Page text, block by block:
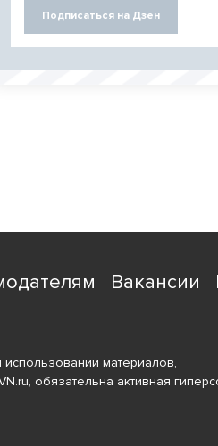
Подписаться на Дзен
Вакансии
материалов,
обязательна активная